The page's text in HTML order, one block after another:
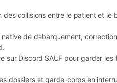
des collisions entre le patient et
de débarquement,
sur Discord SAUF pour garder les
dossiers et garde-corps en